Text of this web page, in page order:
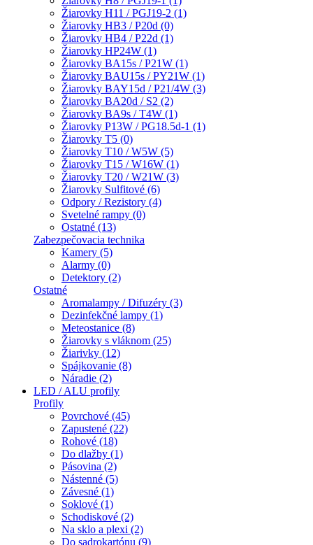
Žiarovky H11 / PGJ19-2 (1)
Žiarovky HB3 / P20d (0)
Žiarovky HB4 / P22d (1)
Žiarovky HP24W (1)
Žiarovky BA15s / P21W (1)
Žiarovky BAU15s / PY21W (1)
Žiarovky BAY15d / P21/4W (3)
Žiarovky BA20d / S2 (2)
Žiarovky BA9s / T4W (1)
Žiarovky P13W / PG18.5d-1 (1)
Žiarovky T5 (0)
Žiarovky T10 / W5W (5)
Žiarovky T15 / W16W (1)
Žiarovky T20 / W21W (3)
Žiarovky Sulfitové (6)
Odpory / Rezistory (4)
Svetelné rampy (0)
Ostatné (13)
Zabezpečovacia technika
Kamery (5)
Alarmy (0)
Detektory (2)
Ostatné
Aromalampy / Difuzéry (3)
Dezinfekčné lampy (1)
Meteostanice (8)
Žiarovky s vláknom (25)
Žiarivky (12)
Spájkovanie (8)
Náradie (2)
LED / ALU profily
Profily
Povrchové (45)
Zapustené (22)
Rohové (18)
Do dlažby (1)
Pásovina (2)
Nástenné (5)
Závesné (1)
Soklové (1)
Schodiskové (2)
Na sklo a plexi (2)
Do sadrokartónu (9)